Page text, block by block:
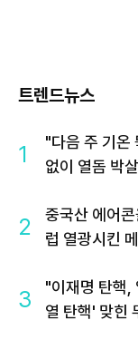
트렌드뉴스
1
"다음 주 기온
없이 열돔 박
2
중국산 에어
럽 열광시킨
3
"이재명 탄핵,
열 탄핵' 맞힌